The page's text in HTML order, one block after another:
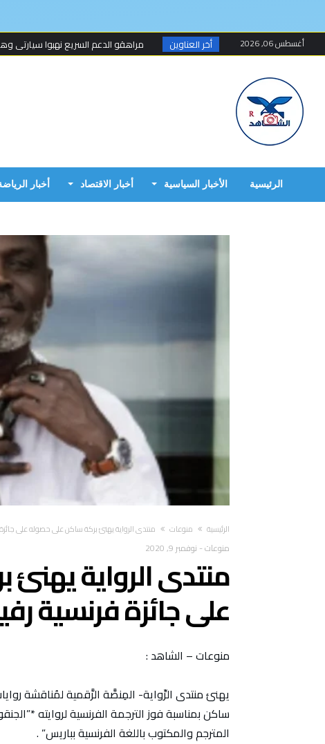
أغسطس 06, 2026 أخر العناوين
مراهقو الدعم السريع نهبوا سيارتي
الرئيسية الأخبار السياسية أخبار الاقتصاد أخبار
‫الرئيسية‬ منوعات منتدى الرواية يهنئ بركة ساكن على حصوله على
منوعات- نوفمبر 9, 2020
منتدى الرواية
على جائزة فرنسية
منوعات – الشاهد :
يهنئ منتدى الرِّواية- المِنصَّة الرَّقمية لمُناقشة
ساكن بمناسبة فوز الترجمة الفرنسية لروايته
المترجم والمكتوب باللغة الفرنسية بباريس” .